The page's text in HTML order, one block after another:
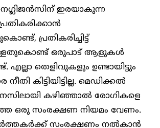
ഇരയാകുന്ന
പ്രതികരിച്ചിട്ട്
ഒരുപാട് ആളുകൾ
എല്ലാ തെളിവുകളും ഉണ്ടായിട്ടും
കിട്ടിയിട്ടില്ല. മെഡിക്കൽ
കഴിഞ്ഞാൽ രോഗികളെ
ഒരു സംരക്ഷണ നിയമം വേണം.
സംരക്ഷണം നൽകാൻ